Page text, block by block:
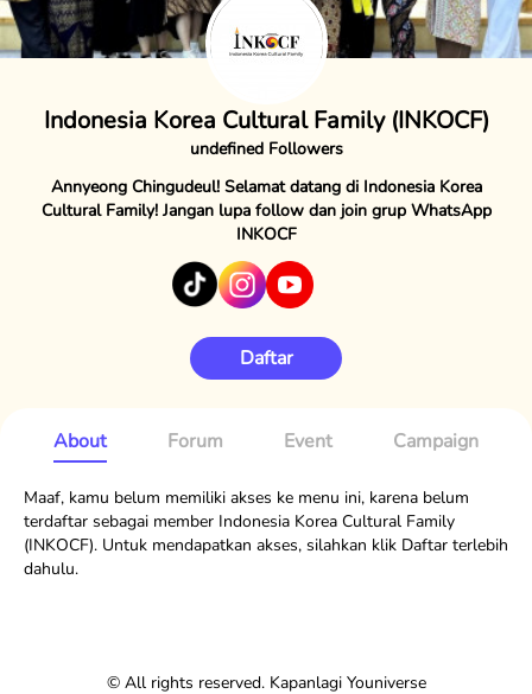
Indonesia Korea Cultural Family (INKOCF)
undefined Followers
Annyeong Chingudeul! Selamat datang di Indonesia Korea
Cultural Family! Jangan lupa follow dan join grup WhatsApp
INKOCF
Daftar
About Forum Event Campaign
Maaf, kamu belum memiliki akses ke menu ini, karena belum
terdaftar sebagai member Indonesia Korea Cultural Family
(INKOCF). Untuk mendapatkan akses, silahkan klik Daftar terlebih
dahulu.
© All rights reserved. Kapanlagi Youniverse